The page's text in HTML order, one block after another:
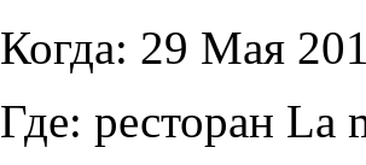
Когда: 29 Мая
Где: ресторан La